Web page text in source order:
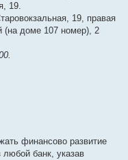
19.
19, правая
(на доме 107 номер), 2
финансово развитие
любой банк, указав